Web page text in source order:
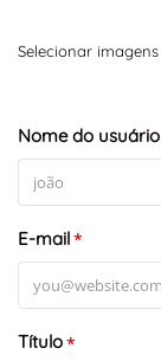
Selecionar imagens
Nome do usuário
E-mail*
Título*